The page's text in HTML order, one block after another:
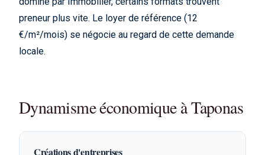
preneur plus vite. Le loyer de référence (12
€/m²/mois) se négocie au regard de cette demande
locale.
Dynamisme économique à Taponas
Créations d'entreprises